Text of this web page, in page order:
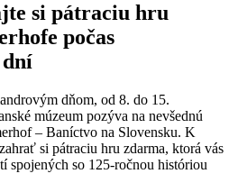
si pátraciu hru
počas
dňom, od 8. do 15.
múzeum pozýva na nevšednú
– Baníctvo na Slovensku. K
si pátraciu hru zdarma, ktorá vás
spojených so 125-ročnou históriou